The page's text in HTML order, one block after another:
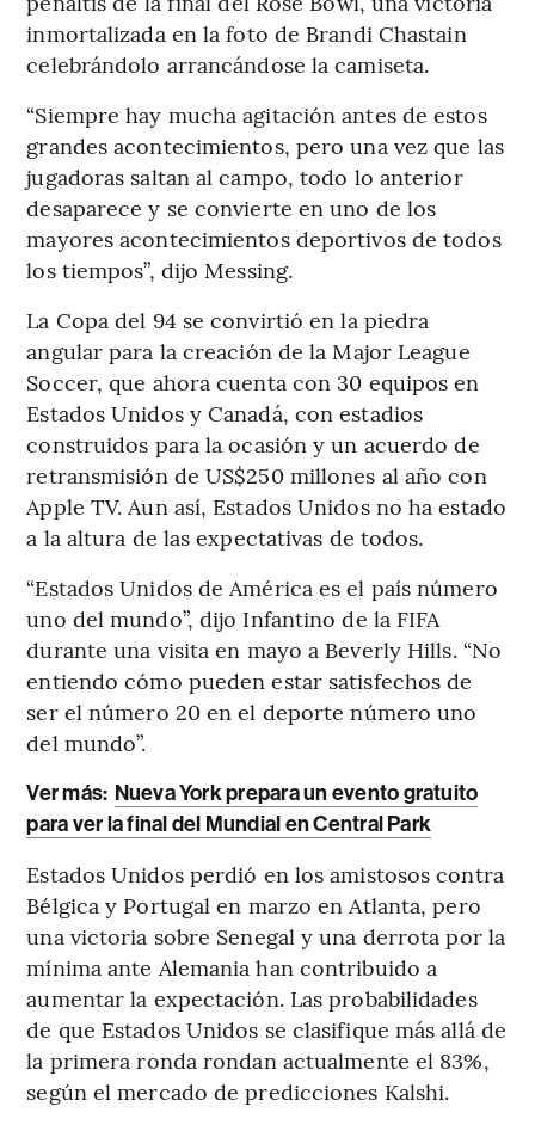
inmortalizada en la foto de Brandi Chastain
celebrándolo arrancándose la camiseta.
“Siempre hay mucha agitación antes de estos
grandes acontecimientos, pero una vez que las
jugadoras saltan al campo, todo lo anterior
desaparece y se convierte en uno de los
mayores acontecimientos deportivos de todos
los tiempos”, dijo Messing.
La Copa del 94 se convirtió en la piedra
angular para la creación de la Major League
Soccer, que ahora cuenta con 30 equipos en
Estados Unidos y Canadá, con estadios
construidos para la ocasión y un acuerdo de
retransmisión de US$250 millones al año con
Apple TV. Aun así, Estados Unidos no ha estado
a la altura de las expectativas de todos.
“Estados Unidos de América es el país número
uno del mundo”, dijo Infantino de la FIFA
durante una visita en mayo a Beverly Hills. “No
entiendo cómo pueden estar satisfechos de
ser el número 20 en el deporte número uno
del mundo”.
Ver más: Nueva York prepara un evento gratuito
para ver la final del Mundial en Central Park
Estados Unidos perdió en los amistosos contra
Bélgica y Portugal en marzo en Atlanta, pero
una victoria sobre Senegal y una derrota por la
mínima ante Alemania han contribuido a
aumentar la expectación. Las probabilidades
de que Estados Unidos se clasifique más allá de
la primera ronda rondan actualmente el 83%,
según el mercado de predicciones Kalshi.